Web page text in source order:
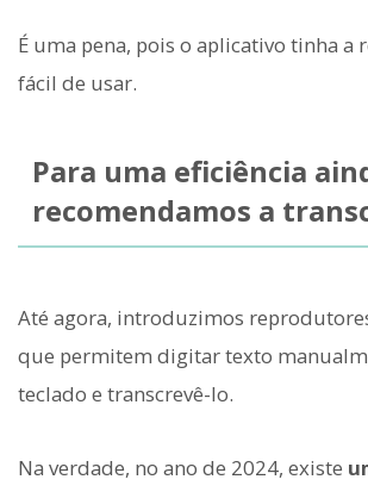
É uma pena, pois o aplicativo tinha a
fácil de usar.
Para uma eficiência
recomendamos a
Até agora, introduzimos
que permitem digitar texto
teclado e transcrevê-lo.
Na verdade, no ano de 2024, existe